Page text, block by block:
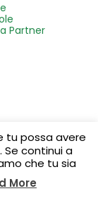
Partner
tu possa avere
Se continui a
che tu sia
More